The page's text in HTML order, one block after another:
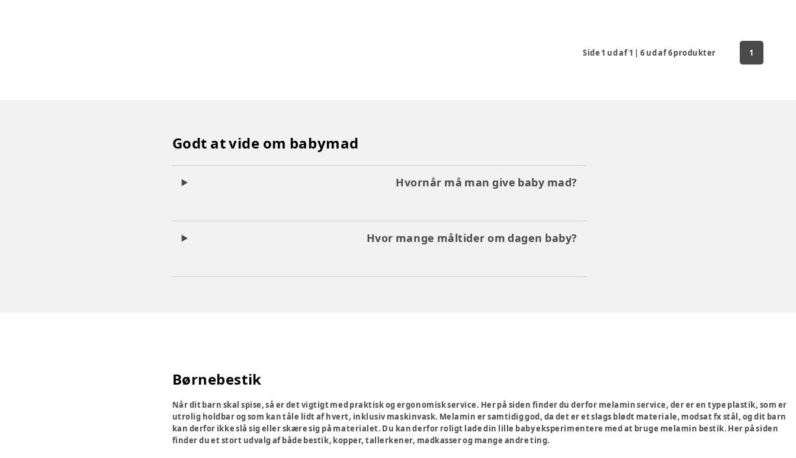
Side 1 ud af1 |6 ud af6produkter 1
Godt at vide om babymad
Hvornår må man give baby mad?
Hvor mange måltider om dagen baby?
Børnebestik
Når dit barn skal spise, så er det vigtigt med praktisk og ergonomisk service. Her på siden finder du derfor melamin service, der er en type plastik, som er
utrolig holdbar og som kan tåle lidt af hvert, inklusiv maskinvask. Melamin er samtidig god, da det er et slags blødt materiale, modsat fx stål, og dit barn
kan derfor ikke slå sig eller skære sig på materialet. Du kan derfor roligt lade din lille baby eksperimentere med at bruge melamin bestik. Her på siden
finder du et stort udvalg af både bestik, kopper, tallerkener, madkasser og mange andre ting.